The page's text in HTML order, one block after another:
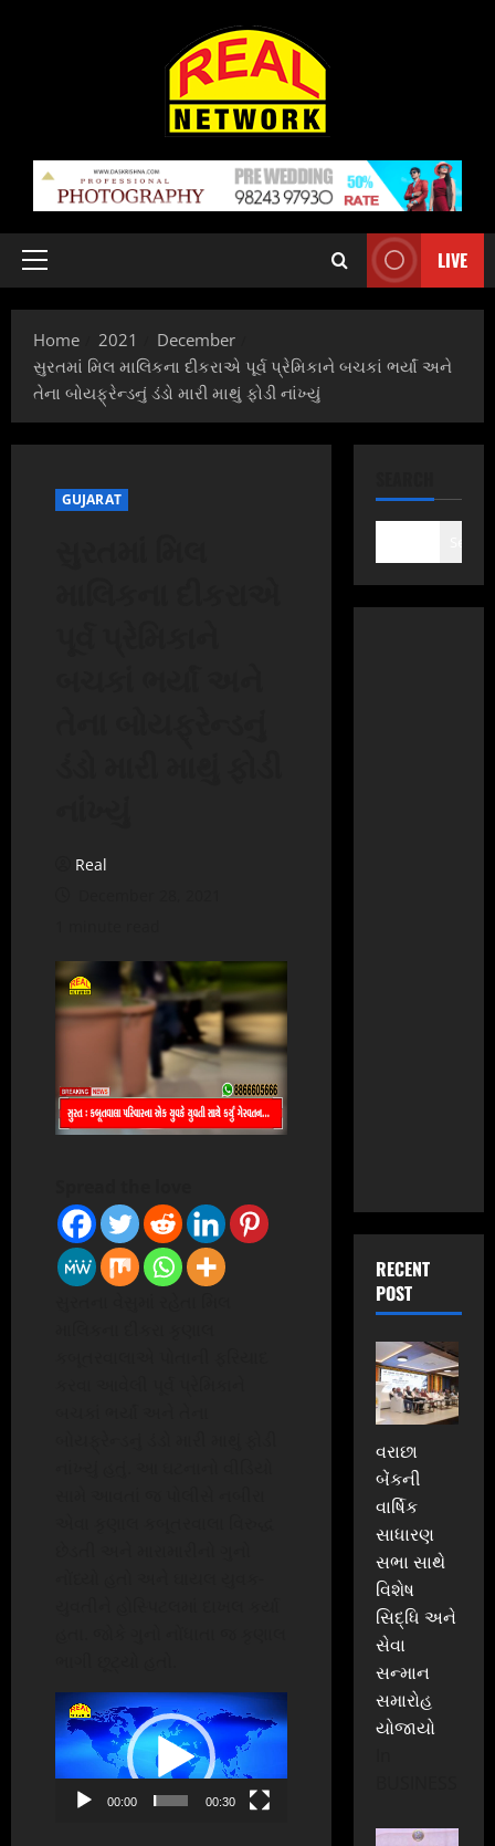
Primary
LIVE
Home 2021
December
સુરતમાં મિલ માલિકના દીકરાએ પૂર્વ પ્રેમિકાને બચકાં ભર્યાં અને
તેના બોયફ્રેન્ડનું ડંડો મારી માથું ફોડી નાંખ્યું
GUJARAT
Real
Video
Player
00:00 00:30
RECENT
POST
વરાછા
બેંકની
વાર્ષિક
સાધારણ
સભા સાથે
વિશેષ
સિદ્ધિ અને
સેવા
સન્માન
સમારોહ
યોજાયો